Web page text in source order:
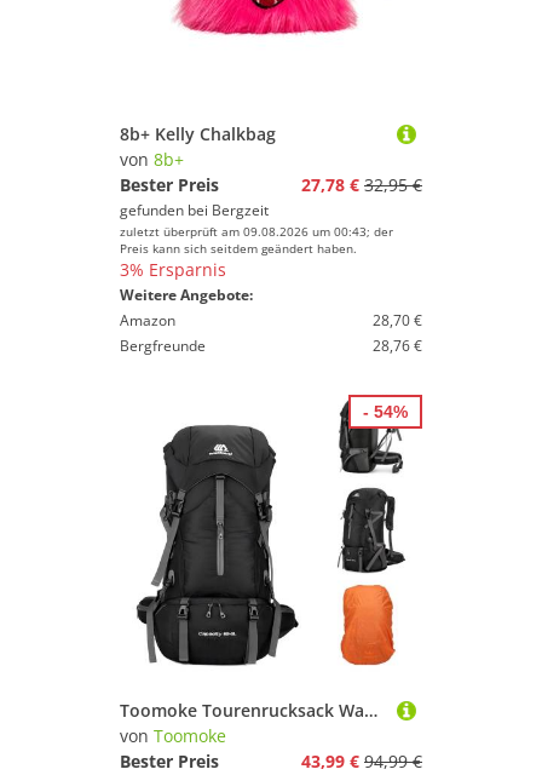
8b+ Kelly Chalkbag
von 8b+
Bester Preis
27,78 € 32,95 €
gefunden bei Bergzeit
zuletzt überprüft am 09.08.2026 um 00:43; der
Preis kann sich seitdem geändert haben.
3% Ersparnis
Weitere Angebote:
Amazon
28,70 €
Bergfreunde
28,76 €
Toomoke Tourenrucksack Wanderrucksack 70L,Oxford Rucksack,Reiserucksack Camping Rucksack (Trekkingrucksack für Wandern, Klettern, Reisen Sport, mit Regenhülle, wasserfest & belüftetem Rücken), Separatem Schuhfach, wasserdicht, ultraleicht und reißfest
von Toomoke
Bester Preis
43,99 € 94,99 €
- 54%